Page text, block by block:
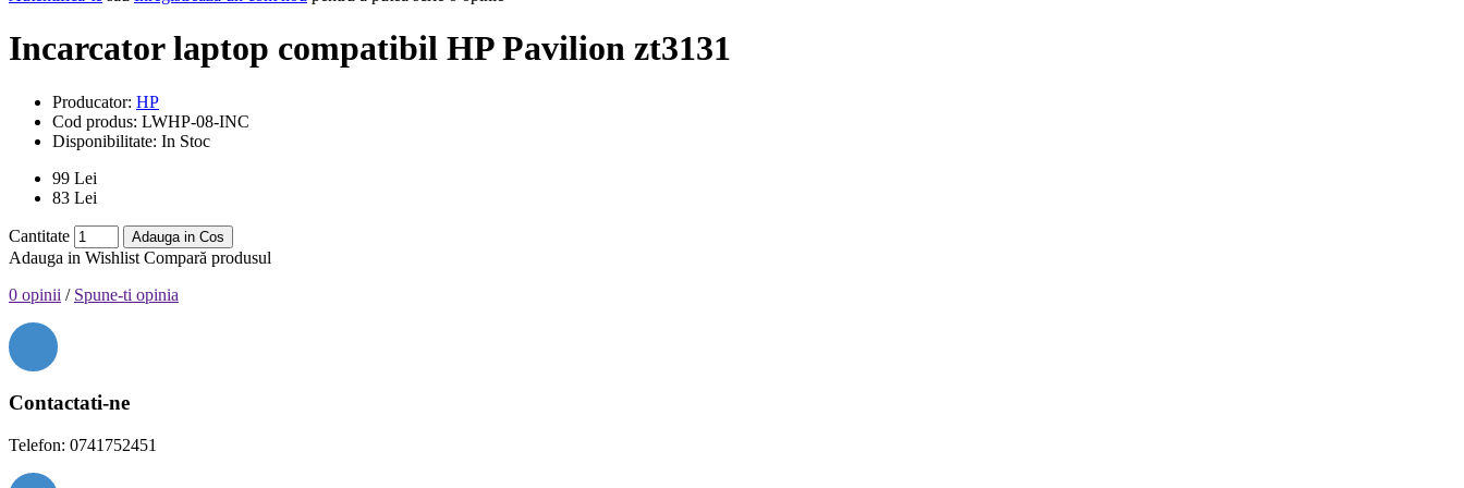
Incarcator laptop compatibil HP Pavilion zt3131
Producator: HP
Cod produs: LWHP-08-INC
Disponibilitate: In Stoc
99 Lei
83 Lei
Cantitate Adauga in Cos
Adauga in Wishlist Compară produsul
0 opinii / Spune-ti opinia
Contactati-ne
Telefon: 0741752451